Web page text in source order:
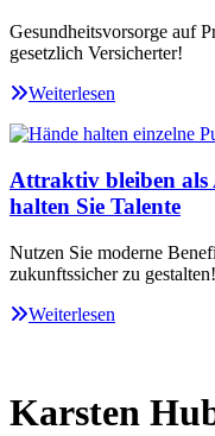
Gesundheitsvorsorge auf
gesetzlich Versicherter!
Weiterlesen
Attraktiv bleiben als
halten Sie Talente
Nutzen Sie moderne
zukunftssicher zu gestalten!
Weiterlesen
Karsten